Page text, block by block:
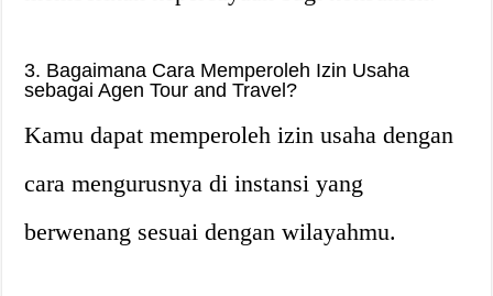
3. Bagaimana Cara Memperoleh Izin Usaha
sebagai Agen Tour and Travel?
Kamu dapat memperoleh izin usaha dengan
cara mengurusnya di instansi yang
berwenang sesuai dengan wilayahmu.